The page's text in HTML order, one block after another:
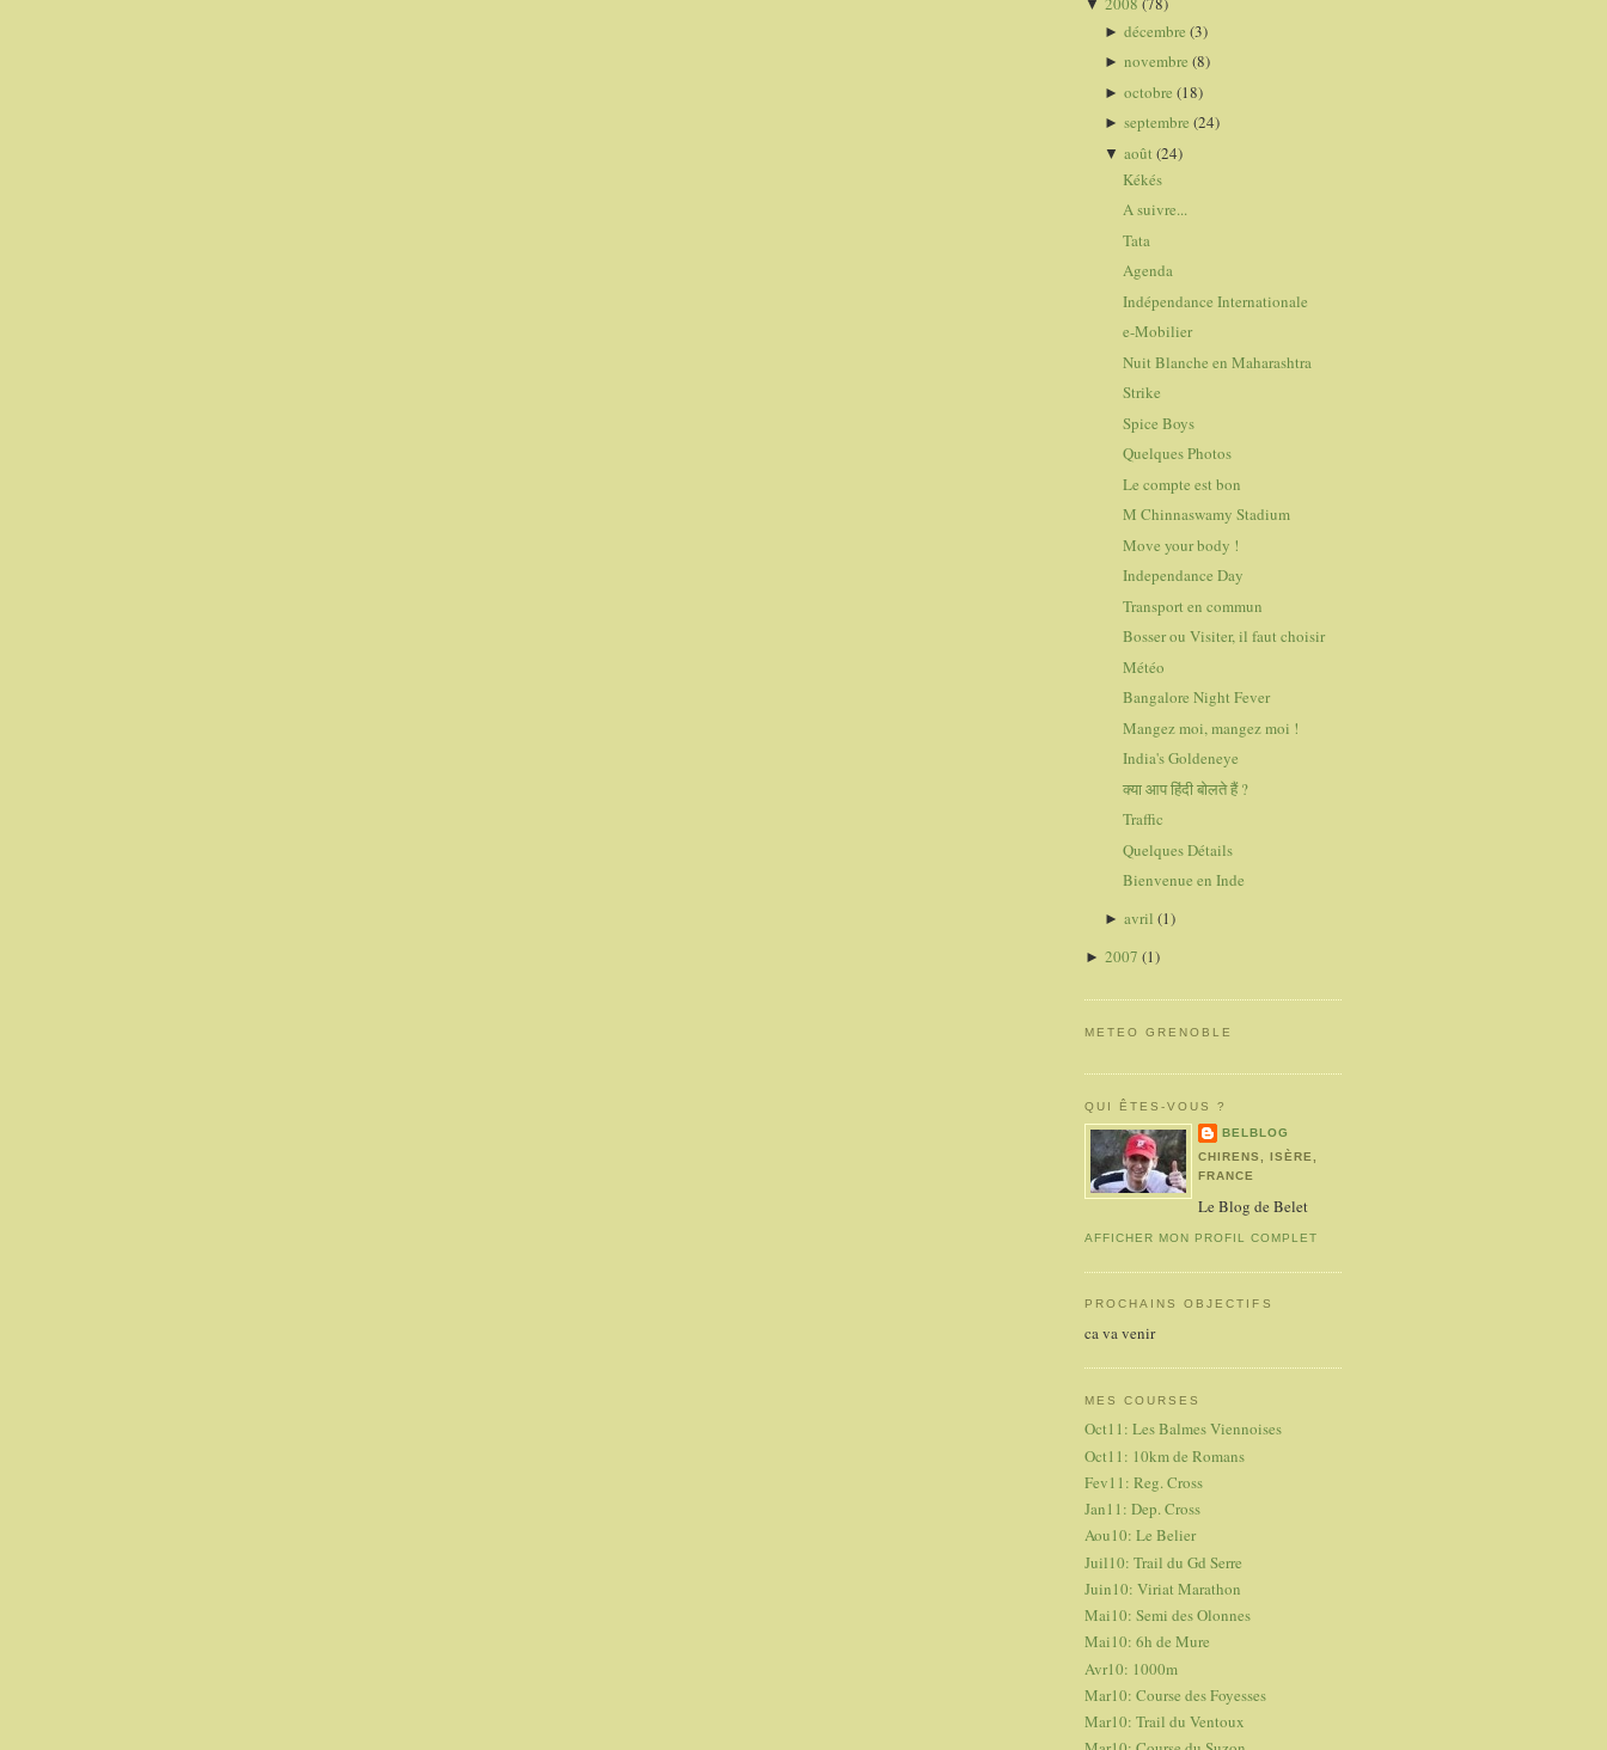
▼
► décembre (3)
► novembre (8)
► octobre (18)
► septembre (24)
▼ août (24)
Kékés
A suivre...
Tata
Agenda
Indépendance Internationale
e-Mobilier
Nuit Blanche en Maharashtra
Strike
Spice Boys
Quelques Photos
Le compte est bon
M Chinnaswamy Stadium
Move your body !
Independance Day
Transport en commun
Bosser ou Visiter, il faut choisir
Météo
Bangalore Night Fever
Mangez moi, mangez moi !
India's Goldeneye
क्या आप हिंदी बोलते हैं ?
Traffic
Quelques Détails
Bienvenue en Inde
► avril (1)
► 2007 (1)
METEO GRENOBLE
QUI ÊTES-VOUS ?
BELBLOG
CHIRENS, ISÈRE,
FRANCE
Le Blog de Belet
AFFICHER MON PROFIL COMPLET
PROCHAINS OBJECTIFS
ca va venir
MES COURSES
Oct11: Les Balmes Viennoises
Oct11: 10km de Romans
Fev11: Reg. Cross
Jan11: Dep. Cross
Aou10: Le Belier
Juil10: Trail du Gd Serre
Juin10: Viriat Marathon
Mai10: Semi des Olonnes
Mai10: 6h de Mure
Avr10: 1000m
Mar10: Course des Foyesses
Mar10: Trail du Ventoux